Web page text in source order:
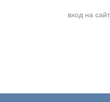
вход на сайт